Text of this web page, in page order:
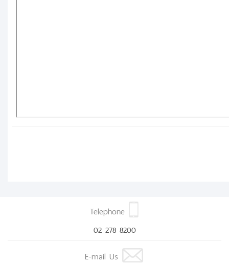
Telephone
02 278 8200
E-mail Us